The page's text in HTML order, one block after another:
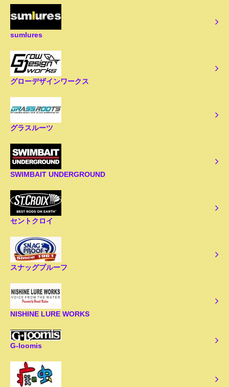
sumlures
グローデザインワークス
グラスルーツ
SWIMBAIT UNDERGROUND
セントクロイ
スナッグプルーフ
NISHINE LURE WORKS
G-loomis